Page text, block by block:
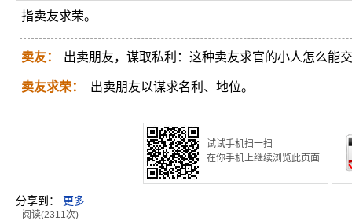
指卖友求荣。
卖友： 出卖朋友，谋取私利：这种卖友求官的小人怎么能
卖友求荣： 出卖朋友以谋求名利、地位。
试试手机扫一扫
在你手机上继续浏览此页面
分享到： 更多
阅读(2311次)